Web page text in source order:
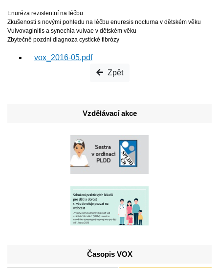
Enuréza rezistentní na léčbu
Zkušenosti s novými pohledu na léčbu enuresis nocturna v dětském věku
Vulvovaginitis a synechia vulvae v dětském věku
Zbytečně pozdní diagnoza cystické fibrózy
vox_2016-05.pdf
Zpět
Vzdělávací akce
Časopis VOX